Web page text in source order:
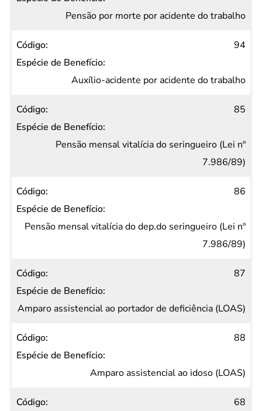
Pensão por morte por acidente do trabalho
94
Auxílio-acidente por acidente do trabalho
85
Pensão mensal vitalícia do seringueiro (Lei nº
7.986/89)
86
Pensão mensal vitalícia do dep.do seringueiro (Lei nº
7.986/89)
87
Amparo assistencial ao portador de deficiência (LOAS)
88
Amparo assistencial ao idoso (LOAS)
68